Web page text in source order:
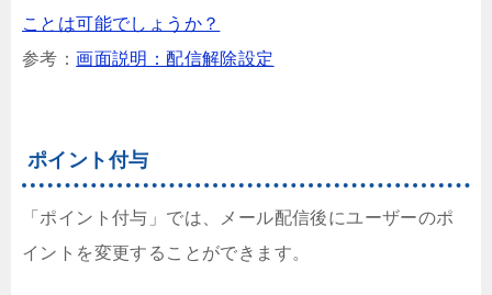
ことは可能でしょうか？
参考：画面説明：配信解除設定
ポイント付与
「ポイント付与」では、メール配信後にユーザーのポ
イントを変更することができます。